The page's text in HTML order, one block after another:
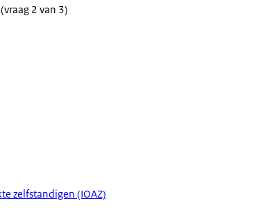
(vraag 2 van 3)
zelfstandigen (IOAZ)